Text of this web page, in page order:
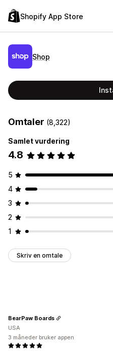
Shopify App Store
Shop
Omtaler (8,322)
Samlet vurdering
4.8
5
4
3
2
1
Skriv en omtale
BearPaw Boards
USA
3 måneder bruker appen